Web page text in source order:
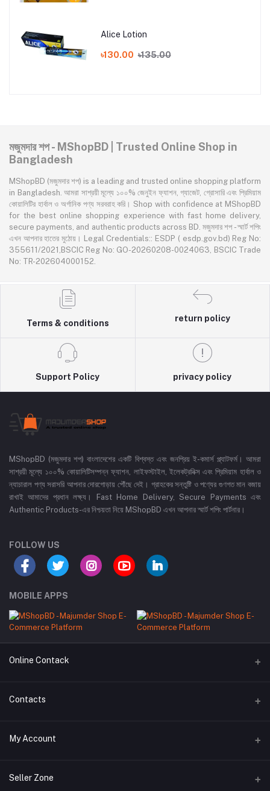
Alice Lotion
৳130.00 ৳135.00
মজুমদার শপ - MShopBD | Trusted Online Shop in
Bangladesh
MShopBD (মজুমদার শপ) is a leading and trusted online shopping platform
in Bangladesh. আমরা সাশ্রয়ী মূল্যে ১০০% জেনুইন ফ্যাশন, গ্যাজেট, গ্রোসারি এবং প্রিমিয়াম
কোয়ালিটির হার্বাল ও অর্গানিক পণ্য সরবরাহ করি। Shop with confidence at MShopBD
for the best online shopping experience with fast home delivery,
secure payments, and authentic products across BD. মজুমদার শপ - স্মার্ট শপিং
এখন আপনার হাতের মুঠোয়। Legal Credentials:: ESDP ( esdp.gov.bd) Reg No:
355611/2021,BSCIC Reg No: GO-20260208-0024063, BSCIC Trade
No: TR-202604000152.
Terms & conditions
return policy
Support Policy privacy policy
MShopBD (মজুমদার শপ) বাংলাদেশের একটি বিশ্বস্ত এবং জনপ্রিয় ই-কমার্স প্ল্যাটফর্ম। আমরা
সাশ্রয়ী মূল্যে ১০০% কোয়ালিটিসম্পন্ন ফ্যাশন, লাইফস্টাইল, ইলেকট্রনিক্স এবং প্রিমিয়াম হার্বাল ও
ন্যাচারাল পণ্য সরাসরি আপনার দোরগোড়ায় পৌঁছে দেই। গ্রাহকের সন্তুষ্টি ও পণ্যের গুণগত মান বজায়
রাখাই আমাদের প্রধান লক্ষ্য। Fast Home Delivery, Secure Payments এবং
Authentic Products-এর নিশ্চয়তা নিয়ে MShopBD এখন আপনার স্মার্ট শপিং পার্টনার।
FOLLOW US
MOBILE APPS
Online Contack
WhatsApp
Contacts
Address
Janota Road, 8100, Dhaka, Bangladesh.
My Account
Login
Seller Zone